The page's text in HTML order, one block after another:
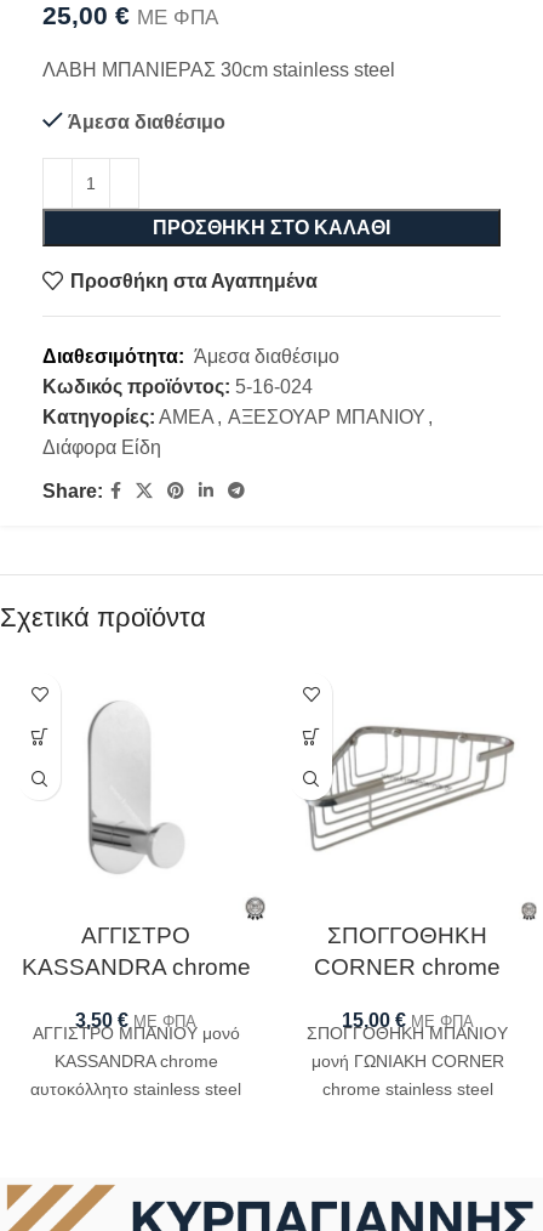
25,00 € ΜΕ ΦΠΑ
ΛΑΒΗ ΜΠΑΝΙΕΡΑΣ 30cm stainless steel
Άμεσα διαθέσιμο
ΠΡΟΣΘΉΚΗ ΣΤΟ ΚΑΛΆΘΙ
Προσθήκη στα Αγαπημένα
Διαθεσιμότητα: Άμεσα διαθέσιμο
Κωδικός προϊόντος: 5-16-024
Κατηγορίες: ΑΜΕΑ , ΑΞΕΣΟΥΑΡ ΜΠΑΝΙΟΥ ,
Διάφορα Είδη
Share:
Σχετικά προϊόντα
ΑΓΓΙΣΤΡΟ
KASSANDRA chrome
3,50 € ΜΕ ΦΠΑ
ΑΓΓΙΣΤΡΟ ΜΠΑΝΙΟΥ μονό
KASSANDRA chrome
αυτοκόλλητο stainless steel
ΣΠΟΓΓΟΘΗΚΗ
CORNER chrome
15,00 € ΜΕ ΦΠΑ
ΣΠΟΓΓΟΘΗΚΗ ΜΠΑΝΙΟΥ
μονή ΓΩΝΙΑΚΗ CORNER
chrome stainless steel